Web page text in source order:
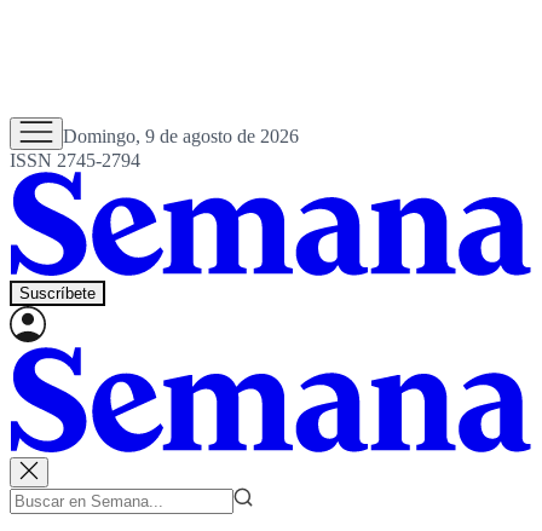
Domingo, 9 de agosto de 2026
ISSN 2745-2794
Suscríbete